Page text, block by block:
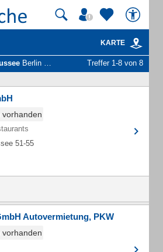
KARTE
Berlin Spandau - Unternehmen und Personen Treffer 1-8 von 8
51-55
Autovermietung, PKW